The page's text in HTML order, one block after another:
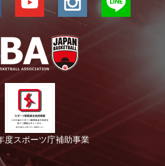
度スポーツ庁補助事業